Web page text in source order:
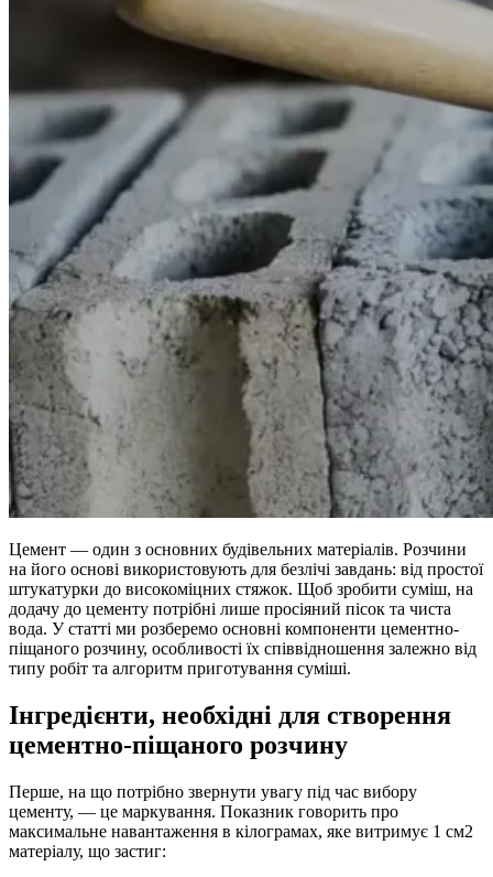
Цемент — один з основних будівельних матеріалів. Розчини
на його основі використовують для безлічі завдань: від простої
штукатурки до високоміцних стяжок. Щоб зробити суміш, на
додачу до цементу потрібні лише просіяний пісок та чиста
вода. У статті ми розберемо основні компоненти цементно-
піщаного розчину, особливості їх співвідношення залежно від
типу робіт та алгоритм приготування суміші.
Інгредієнти, необхідні для створення
цементно-піщаного розчину
Перше, на що потрібно звернути увагу під час вибору
цементу, — це маркування. Показник говорить про
максимальне навантаження в кілограмах, яке витримує 1 см2
матеріалу, що застиг: